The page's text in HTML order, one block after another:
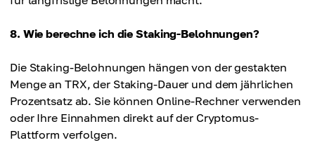
8. Wie berechne ich die Staking-Belohnungen?
Die Staking-Belohnungen hängen von der gestakten
Menge an TRX, der Staking-Dauer und dem jährlichen
Prozentsatz ab. Sie können Online-Rechner verwenden
oder Ihre Einnahmen direkt auf der Cryptomus-
Plattform verfolgen.